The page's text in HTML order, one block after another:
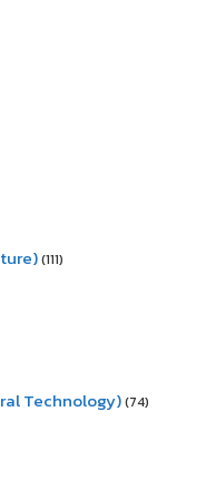
(111)
Technology)(74)